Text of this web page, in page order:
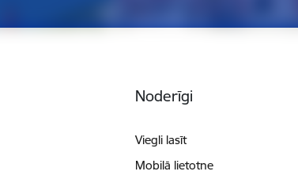
Noderīgi
Viegli lasīt
Mobilā lietotne